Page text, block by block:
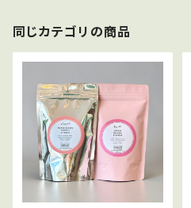
同じカテゴリの商品